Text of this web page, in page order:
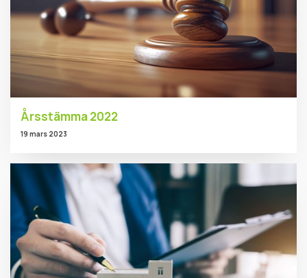
Årsstämma 2022
19 mars 2023